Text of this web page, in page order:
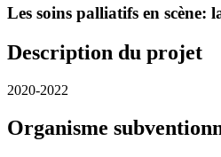
Les soins palliatifs en
Description du projet
2020-2022
Organisme